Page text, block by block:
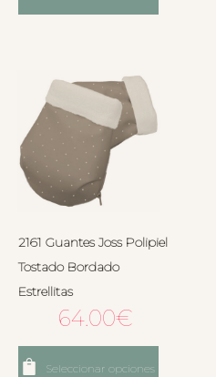
2161 Guantes Joss Polipiel
Tostado Bordado
Estrellitas
64.00€
Seleccionar opciones